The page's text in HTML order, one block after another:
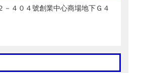
－４０４號創業中心商場地下Ｇ４